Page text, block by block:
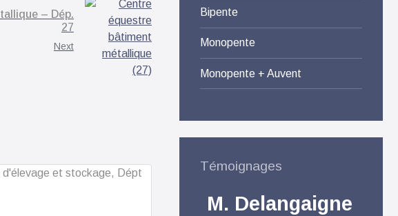
– Dép.
27
Next
Bipente
Monopente
Monopente + Auvent
Témoignages
M. Delangaigne